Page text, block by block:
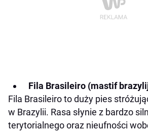
Fila Brasileiro (mastif
Fila Brasileiro to duży pies
w Brazylii. Rasa słynie z bardzo
terytorialnego oraz nieufności